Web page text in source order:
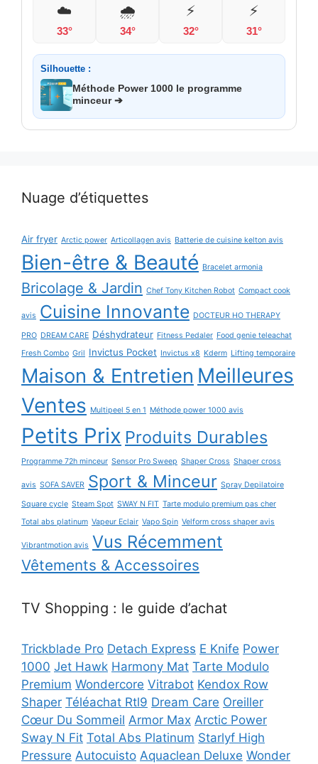
☁️
33°
🌧️
34°
⚡
32°
⚡
31°
Silhouette :
Méthode Power 1000 le programme
minceur ➔
Nuage d’étiquettes
Air fryer Arctic power Articollagen avis Batterie de cuisine kelton avis
Bien-être & Beauté Bracelet armonia
Bricolage & Jardin Chef Tony Kitchen Robot Compact cook
avis Cuisine Innovante DOCTEUR HO THERAPY
PRO DREAM CARE Déshydrateur Fitness Pedaler Food genie teleachat
Fresh Combo Gril Invictus Pocket Invictus x8 Kderm Lifting temporaire
Maison & Entretien Meilleures
Ventes Multipeel 5 en 1 Méthode power 1000 avis
Petits Prix Produits Durables
Programme 72h minceur Sensor Pro Sweep Shaper Cross Shaper cross
avis SOFA SAVER Sport & Minceur Spray Depilatoire
Square cycle Steam Spot SWAY N FIT Tarte modulo premium pas cher
Total abs platinum Vapeur Eclair Vapo Spin Velform cross shaper avis
Vibrantmotion avis Vus Récemment
Vêtements & Accessoires
TV Shopping : le guide d’achat
Trickblade Pro Detach Express E Knife Power
1000 Jet Hawk Harmony Mat Tarte Modulo
Premium Wondercore Vitrabot Kendox Row
Shaper Téléachat Rtl9 Dream Care Oreiller
Cœur Du Sommeil Armor Max Arctic Power
Sway N Fit Total Abs Platinum Starlyf High
Pressure Autocuisto Aquaclean Deluxe Wonder